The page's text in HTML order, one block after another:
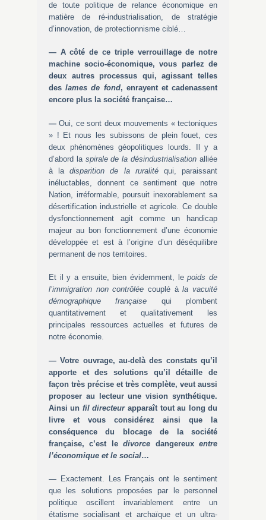
de toute politique de relance économique en
matière de ré-industrialisation, de stratégie
d’innovation, de protectionnisme ciblé…
— A côté de ce triple verrouillage de notre
machine socio-économique, vous parlez de
deux autres processus qui, agissant telles
deslames de fond, enrayent et cadenassent
encore plus la société française…
—Oui, ce sont deux mouvements « tectoniques
» ! Et nous les subissons de plein fouet, ces
deux phénomènes géopolitiques lourds. Il y a
d’abord la spirale de la désindustrialisation alliée
à ladisparition de la ruralitéqui, paraissant
inéluctables, donnent ce sentiment que notre
Nation, irréformable, poursuit inexorablement sa
désertification industrielle et agricole. Ce double
dysfonctionnement agit comme un handicap
majeur au bon fonctionnement d’une économie
développée et est à l’origine d’un déséquilibre
permanent de nos territoires.
Et il y a ensuite, bien évidemment, lepoids de
l’immigration non contrôlée couplé àla vacuité
démographique française qui plombent
quantitativement et qualitativement les
principales ressources actuelles et futures de
notre économie.
— Votre ouvrage, au-delà des constats qu’il
apporte et des solutions qu’il détaille de
façon très précise et très complète, veut aussi
proposer au lecteur une vision synthétique.
Ainsi un fil directeur apparaît tout au long du
livre et vous considérez ainsi que la
conséquence du blocage de la société
française, c’est ledivorce dangereuxentre
l’économique et le social…
—Exactement. Les Français ont le sentiment
que les solutions proposées par le personnel
politique oscillent invariablement entre un
étatisme socialisant et archaïque et un ultra-